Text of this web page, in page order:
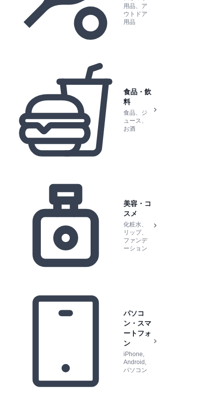
用品、ア
ウトドア
用品
食品・飲
料
食品、ジ
ュース、
お酒
美容・コ
スメ
化粧水、
リップ、
ファンデ
ーション
パソコ
ン・スマ
ートフォ
ン
iPhone,
Android,
パソコン